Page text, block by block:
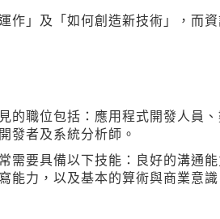
作」及「如何創造新技術」，而
的職位包括：應用程式開發人員
發者及系統分析師。
需要具備以下技能：良好的溝通
能力，以及基本的算術與商業意識